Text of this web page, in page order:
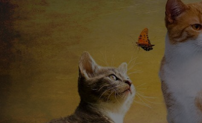
Skip
content